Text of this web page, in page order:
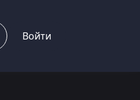
Войти